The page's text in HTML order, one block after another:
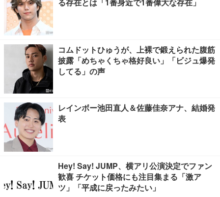
コムドットひゅうが、上裸で鍛えられた腹筋
披露「めちゃくちゃ格好良い」「ビジュ爆発
してる」の声
レインボー池田直人＆佐藤佳奈アナ、結婚発
表
Hey! Say! JUMP、横アリ公演決定でファン
歓喜 チケット価格にも注目集まる「激ア
ツ」「平成に戻ったみたい」